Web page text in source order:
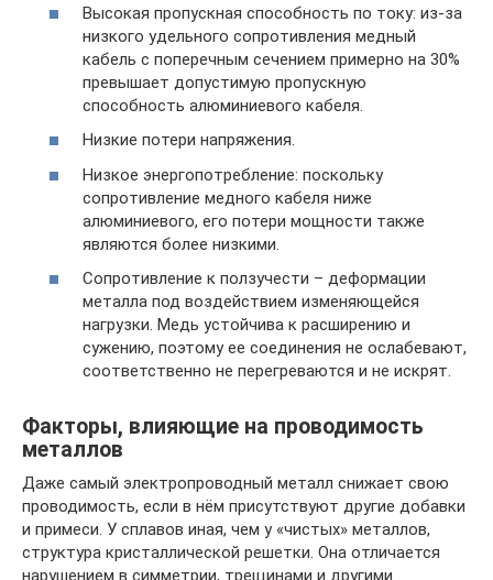
Высокая пропускная способность по току: из-за
низкого удельного сопротивления медный
кабель с поперечным сечением примерно на 30%
превышает допустимую пропускную
способность алюминиевого кабеля.
Низкие потери напряжения.
Низкое энергопотребление: поскольку
сопротивление медного кабеля ниже
алюминиевого, его потери мощности также
являются более низкими.
Сопротивление к ползучести – деформации
металла под воздействием изменяющейся
нагрузки. Медь устойчива к расширению и
сужению, поэтому ее соединения не ослабевают,
соответственно не перегреваются и не искрят.
Факторы, влияющие на проводимость
металлов
Даже самый электропроводный металл снижает свою
проводимость, если в нём присутствуют другие добавки
и примеси. У сплавов иная, чем у «чистых» металлов,
структура кристаллической решетки. Она отличается
нарушением в симметрии, трещинами и другими